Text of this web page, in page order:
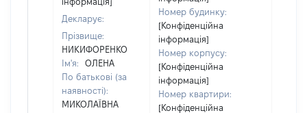
Декларує:
Прізвище:
НИКИФОРЕНКО
Ім'я:
ОЛЕНА
По батькові (за
наявності):
МИКОЛАЇВНА
Номер будинку:
[Конфіденційна
інформація]
Номер корпусу:
[Конфіденційна
інформація]
Номер квартири:
[Конфіденційна